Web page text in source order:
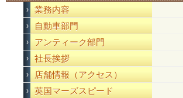
業務内容
自動車部門
アンティーク部門
社長挨拶
店舗情報（アクセス）
英国マーズスピード